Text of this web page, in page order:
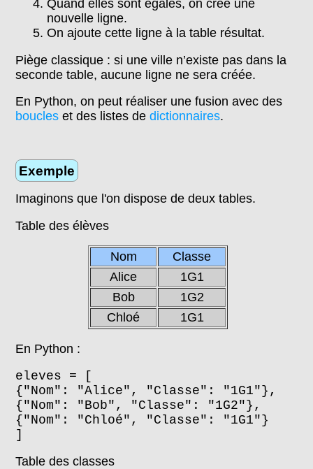
Quand elles sont égales, on crée une
nouvelle ligne.
On ajoute cette ligne à la table résultat.
Piège classique : si une ville n’existe pas dans la
seconde table, aucune ligne ne sera créée.
En Python, on peut réaliser une fusion avec des
boucles et des listes dedictionnaires.
Exemple
Imaginons que l'on dispose de deux tables.
Table des élèves
Nom
Classe
Alice
1G1
Bob
1G2
Chloé
1G1
En Python :
eleves = [
{"Nom": "Alice", "Classe": "1G1"},
{"Nom": "Bob", "Classe": "1G2"},
{"Nom": "Chloé", "Classe": "1G1"}
]
Table des classes